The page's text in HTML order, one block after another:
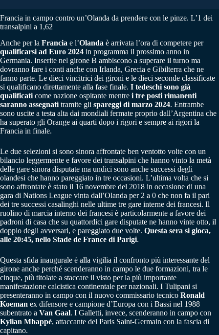
Francia in campo contro un’Olanda da prendere con le pinze. L’1 dei
transalpini a 1,62
Anche per la Francia e l’Olanda è arrivata l’ora di competere per
qualificarsi ad Euro 2024 in programma il prossimo anno in
Germania. Inserite nel girone B ambiscono a superare il turno ma
dovranno fare i conti anche con Irlanda, Grecia e Gibilterra che ne
fanno parte. Le dieci vincitrici dei gironi e le dieci seconde classificate
si qualificano direttamente alla fase finale. I tedeschi sono già
qualificati come nazione ospitante mentre i tre posti rimanenti
saranno assegnati tramite gli spareggi di marzo 2024. Entrambe
sono uscite a testa alta dai mondiali fermate proprio dall’Argentina che
ha superato gli Orange ai quarti dopo i rigori e sempre ai rigori la
Francia in finale.
Le due selezioni si sono sinora affrontate ben ventotto volte con un
bilancio leggermente e favore dei transalpini che hanno vinto la metà
delle gare sinora disputate ma undici sono anche successi degli
olandesi che hanno pareggiato in tre occasioni. L’ultima volta che si
sono affrontate è stato il 16 novembre del 2018 in occasione di una
gara di Nations League vinta dall’Olanda per 2 a 0 che non fa il pari
dei tre successi casalinghi nelle ultime tre gare interne dei francesi. Il
ruolino di marcia interno dei francesi è particolarmente a favore dei
padroni di casa che su quattordici gare disputate ne hanno vinte otto, il
doppio degli avversari, e pareggiato due volte. Questa sera si gioca,
alle 20:45, nello Stade de France di Parigi.
Questa sfida inaugurale è alla vigilia il confronto più interessante del
girone anche perché scenderanno in campo le due formazioni, tra le
cinque, più titolate a staccare il visto per la più importante
manifestazione calcistica continentale per nazionali. I Tulipani si
presenteranno in campo con il nuovo commissario tecnico Ronald
Koeman ex difensore e campione d’Europa con i Bassi nel 1988
subentrato a Van Gaal. I Galletti, invece, scenderanno in campo con
Kylian Mbappé, attaccante del Paris Saint-Germain con la fascia di
capitano.